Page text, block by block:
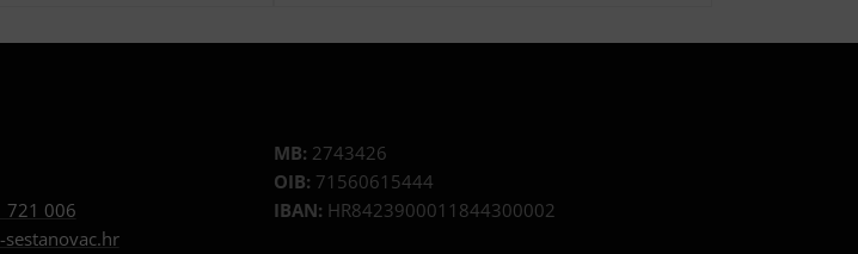
721 006
MB: 2743426
OIB: 71560615444
IBAN: HR8423900011844300002